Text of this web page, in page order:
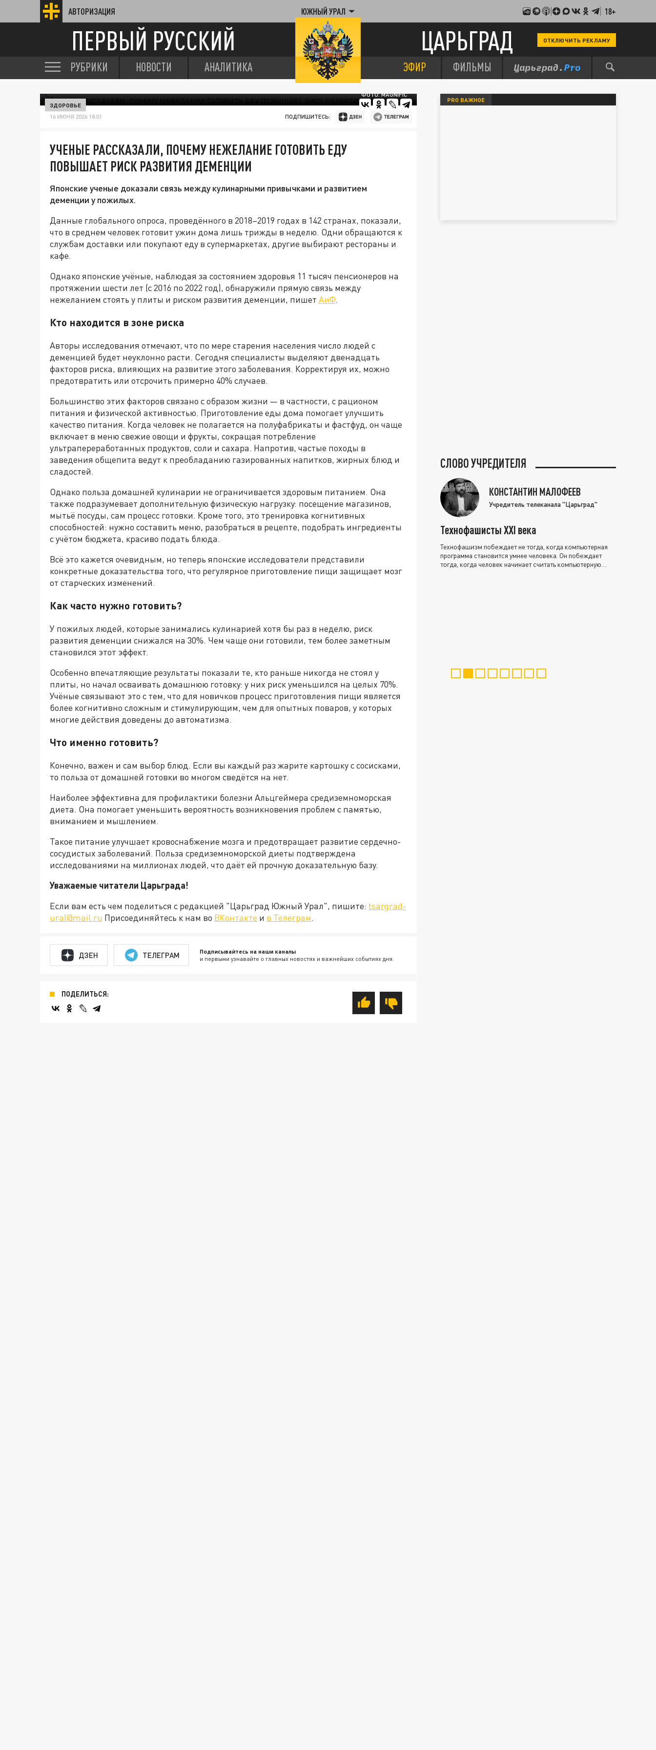
АВТОРИЗАЦИЯ ЮЖНЫЙ УРАЛ 18+
ПЕРВЫЙ РУССКИЙ ЦАРЬГРАД ОТКЛЮЧИТЬ РЕКЛАМУ
РУБРИКИ НОВОСТИ АНАЛИТИКА ЭФИР ФИЛЬМЫ
ФОТО: MAGNIFIC
ЗДОРОВЬЕ
16 ИЮНЯ 2026 18:01 ПОДПИШИТЕСЬ:
УЧЕНЫЕ РАССКАЗАЛИ, ПОЧЕМУ НЕЖЕЛАНИЕ ГОТОВИТЬ ЕДУ
ПОВЫШАЕТ РИСК РАЗВИТИЯ ДЕМЕНЦИИ
Японские ученые доказали связь между кулинарными привычками и развитием
деменции у пожилых.
Данные глобального опроса, проведённого в 2018–2019 годах в 142 странах, показали,
что в среднем человек готовит ужин дома лишь трижды в неделю. Одни обращаются к
службам доставки или покупают еду в супермаркетах, другие выбирают рестораны и
кафе.
Однако японские учёные, наблюдая за состоянием здоровья 11 тысяч пенсионеров на
протяжении шести лет (с 2016 по 2022 год), обнаружили прямую связь между
нежеланием стоять у плиты и риском развития деменции, пишет АиФ.
Кто находится в зоне риска
Авторы исследования отмечают, что по мере старения населения число людей с
деменцией будет неуклонно расти. Сегодня специалисты выделяют двенадцать
факторов риска, влияющих на развитие этого заболевания. Корректируя их, можно
предотвратить или отсрочить примерно 40% случаев.
Большинство этих факторов связано с образом жизни — в частности, с рационом
питания и физической активностью. Приготовление еды дома помогает улучшить
качество питания. Когда человек не полагается на полуфабрикаты и фастфуд, он чаще
включает в меню свежие овощи и фрукты, сокращая потребление
ультрапереработанных продуктов, соли и сахара. Напротив, частые походы в
заведения общепита ведут к преобладанию газированных напитков, жирных блюд и
сладостей.
Однако польза домашней кулинарии не ограничивается здоровым питанием. Она
также подразумевает дополнительную физическую нагрузку: посещение магазинов,
мытьё посуды, сам процесс готовки. Кроме того, это тренировка когнитивных
способностей: нужно составить меню, разобраться в рецепте, подобрать ингредиенты
с учётом бюджета, красиво подать блюда.
Всё это кажется очевидным, но теперь японские исследователи представили
конкретные доказательства того, что регулярное приготовление пищи защищает мозг
от старческих изменений.
Как часто нужно готовить?
У пожилых людей, которые занимались кулинарией хотя бы раз в неделю, риск
развития деменции снижался на 30%. Чем чаще они готовили, тем более заметным
становился этот эффект.
Особенно впечатляющие результаты показали те, кто раньше никогда не стоял у
плиты, но начал осваивать домашнюю готовку: у них риск уменьшился на целых 70%.
Учёные связывают это с тем, что для новичков процесс приготовления пищи является
более когнитивно сложным и стимулирующим, чем для опытных поваров, у которых
многие действия доведены до автоматизма.
Что именно готовить?
Конечно, важен и сам выбор блюд. Если вы каждый раз жарите картошку с сосисками,
то польза от домашней готовки во многом сведётся на нет.
Наиболее эффективна для профилактики болезни Альцгеймера средиземноморская
диета. Она помогает уменьшить вероятность возникновения проблем с памятью,
вниманием и мышлением.
Такое питание улучшает кровоснабжение мозга и предотвращает развитие сердечно-
сосудистых заболеваний. Польза средиземноморской диеты подтверждена
исследованиями на миллионах людей, что даёт ей прочную доказательную базу.
Уважаемые читатели Царьграда!
Если вам есть чем поделиться с редакцией "Царьград Южный Урал", пишите: tsargrad-
ural@mail.ru Присоединяйтесь к нам во ВКонтакте и в Телеграм.
ДЗЕН ТЕЛЕГРАМ Подписывайтесь на наши каналы
и первыми узнавайте о главных новостях и важнейших событиях дня.
ПОДЕЛИТЬСЯ:
PRO ВАЖНОЕ
СЛОВО УЧРЕДИТЕЛЯ
КОНСТАНТИН МАЛОФЕЕВ
Учредитель телеканала "Царьград"
Технофашисты XXI века
Технофашизм побеждает не тогда, когда компьютерная
программа становится умнее человека. Он побеждает
тогда, когда человек начинает считать компьютерную